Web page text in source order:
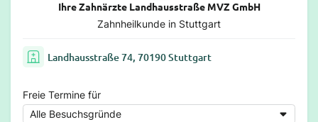
Ihre Zahnärzte Landhausstraße MVZ GmbH
Zahnheilkunde in Stuttgart
Landhausstraße 74, 70190 Stuttgart
Freie Termine für